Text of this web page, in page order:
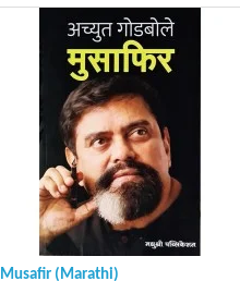
Musafir (Marathi)